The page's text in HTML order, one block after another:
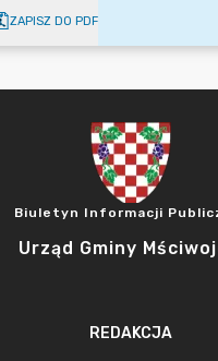
ZAPISZ DO PDF
Biuletyn Informacji
Urząd Gminy
REDAKCJA